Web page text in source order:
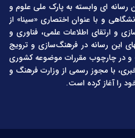
رسانه ای وابسته به پارک ملی علوم و
و با عنوان اختصاری «سینا» از
آگاه سازی و ارتقای اطلاعات علمی، فناوری و
این رسانه در فرهنگ‌سازی و ترویج
و در چارچوب مقررات موضوعه کشوری
با مجوز رسمی از وزارت فرهنگ و